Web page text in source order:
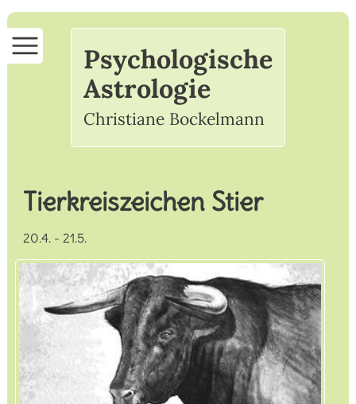
Psychologische
Astrologie
Christiane Bockelmann
Startseite
Astrologie
Psychologische Astrologie
Ihr Gewinn
Über mich
Mein Selbstverständnis
Ihre Meinung
Tierkreiszeichen Stier
20.4. - 21.5.